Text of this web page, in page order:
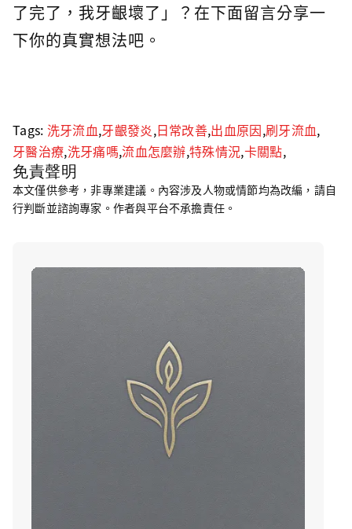
了完了，我牙齦壞了」？在下面留言分享一
下你的真實想法吧。
Tags: 洗牙流血,牙齦發炎,日常改善,出血原因,刷牙流血,
牙醫治療,洗牙痛嗎,流血怎麼辦,特殊情況,卡關點,
免責聲明
本文僅供參考，非專業建議。內容涉及人物或情節均為改編，請自
行判斷並諮詢專家。作者與平台不承擔責任。